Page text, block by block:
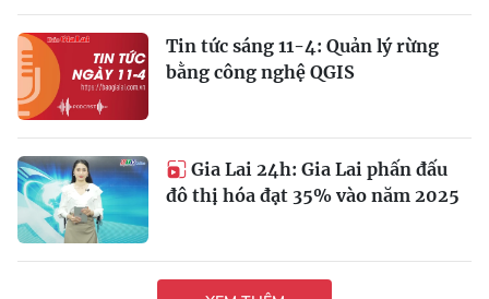
Tin tức sáng 11-4: Quản lý rừng
bằng công nghệ QGIS
Gia Lai 24h: Gia Lai phấn đấu
đô thị hóa đạt 35% vào năm 2025